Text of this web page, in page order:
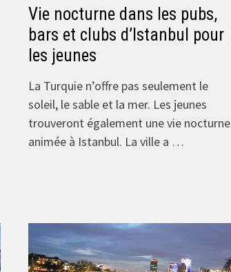
Vie nocturne dans les pubs,
bars et clubs d’Istanbul pour
les jeunes
La Turquie n’offre pas seulement le
soleil, le sable et la mer. Les jeunes
trouveront également une vie nocturne
animée à Istanbul. La ville a …